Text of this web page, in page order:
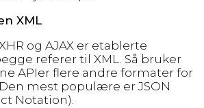
XML
og AJAX er etablerte
referer til XML. Så bruker
APIer flere andre formater for
mest populære er JSON
Notation).